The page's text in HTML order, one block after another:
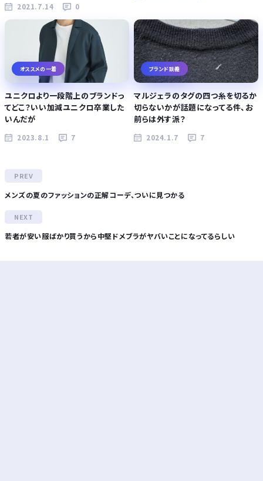
2021.7.14 0
オススメの一着
ユニクロより一段階上のブランドっ
てどこ？いい加減ユニクロ卒業した
いんだが
2023.8.1 7
ブランド談義
マルジェラのタグの四つ糸を切るか
切らないかが話題になってる件、お
前らは外す派？
2024.1.7 7
メンズの夏のファッションの正解コーデ、ついに見つかる
若者が安い服ばかり買うから中堅ドメブラがヤバいことになってるらしい